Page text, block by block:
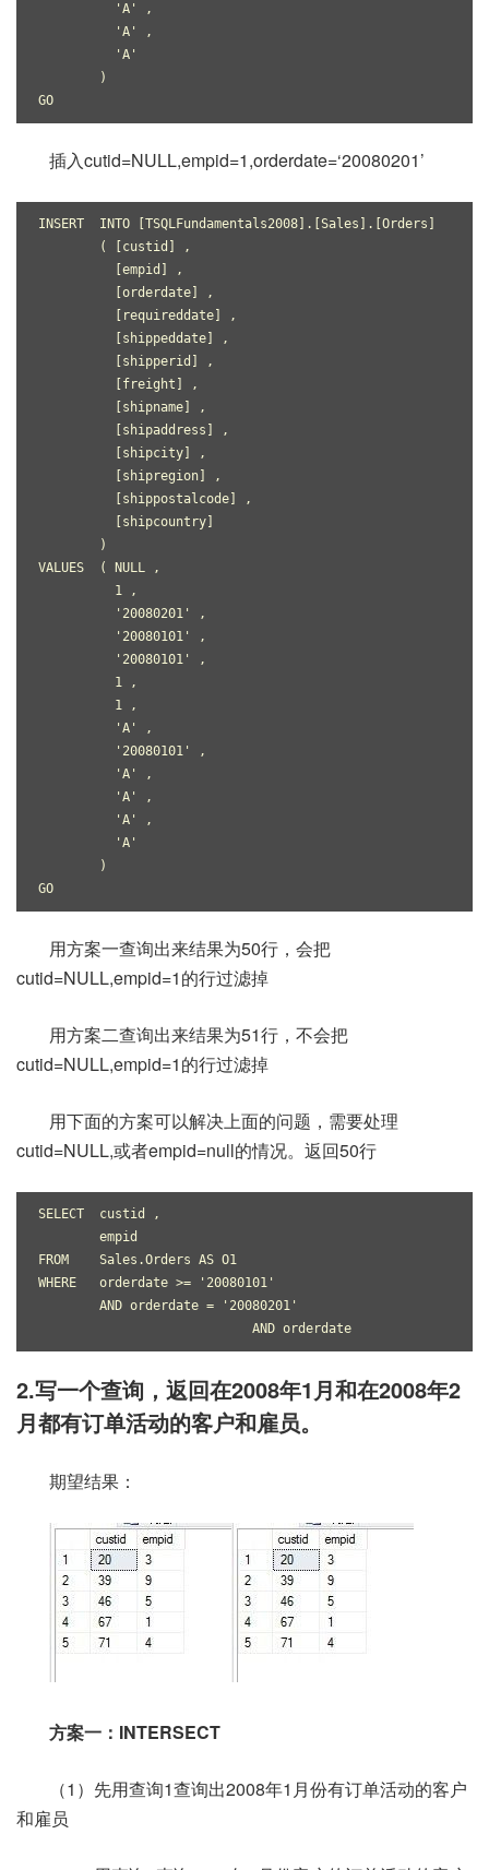
          'A' ,
          'A' ,
          'A'
        )
GO
插入cutid=NULL,empid=1,orderdate=‘20080201’
INSERT  INTO [TSQLFundamentals2008].[Sales].[Orders]
        ( [custid] ,
          [empid] ,
          [orderdate] ,
          [requireddate] ,
          [shippeddate] ,
          [shipperid] ,
          [freight] ,
          [shipname] ,
          [shipaddress] ,
          [shipcity] ,
          [shipregion] ,
          [shippostalcode] ,
          [shipcountry]
        )
VALUES  ( NULL ,
          1 ,
          '20080201' ,
          '20080101' ,
          '20080101' ,
          1 ,
          1 ,
          'A' ,
          '20080101' ,
          'A' ,
          'A' ,
          'A' ,
          'A'
        )
GO
用方案一查询出来结果为50行，会把
cutid=NULL,empid=1的行过滤掉
用方案二查询出来结果为51行，不会把
cutid=NULL,empid=1的行过滤掉
用下面的方案可以解决上面的问题，需要处理
cutid=NULL,或者empid=null的情况。返回50行
SELECT  custid ,
        empid
FROM    Sales.Orders AS O1
WHERE   orderdate >= '20080101'
        AND orderdate = '20080201'
                            AND orderdate
2.写一个查询，返回在2008年1月和在2008年2
月都有订单活动的客户和雇员。
期望结果：
方案一：INTERSECT
（1）先用查询1查询出2008年1月份有订单活动的客户
和雇员